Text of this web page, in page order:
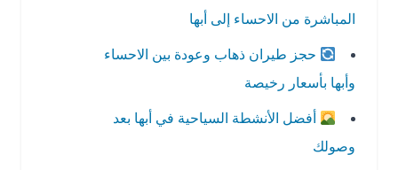
المباشرة من الاحساء إلى أبها
حجز طيران ذهاب وعودة بين الاحساء
وأبها بأسعار رخيصة
أفضل الأنشطة السياحية في أبها بعد
وصولك